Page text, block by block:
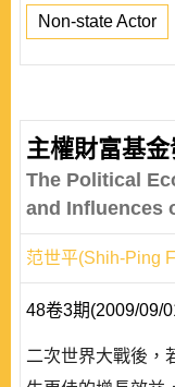
Non-state Actor
主權財富基
The Political
and Influences
范世平(Shih-Ping
48卷3期(2009/09/
二次世界大戰後，